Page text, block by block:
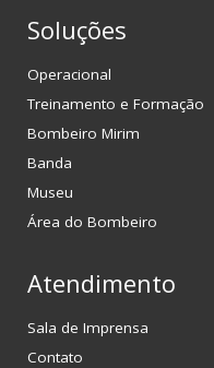
Soluções
Operacional
Treinamento e Formação
Bombeiro Mirim
Banda
Museu
Área do Bombeiro
Atendimento
Sala de Imprensa
Contato